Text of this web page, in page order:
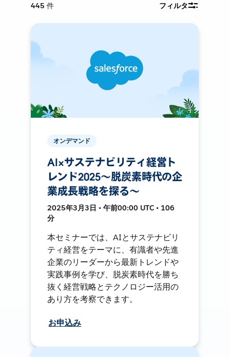
445 件 フィルタ
オンデマンド
AI×サステナビリティ経営ト
レンド2025〜脱炭素時代の企
業成長戦略を探る〜
2025年3月3日 • 午前00:00 UTC • 106
分
本セミナーでは、AIとサステナビリ
ティ経営をテーマに、有識者や先進
企業のリーダーから最新トレンドや
実践事例を学び、脱炭素時代を勝ち
抜く経営戦略とテクノロジー活用の
あり方を考察できます。
お申込み